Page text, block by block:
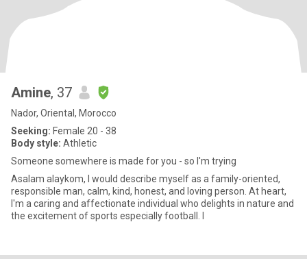
Amine, 37
Nador, Oriental, Morocco
Seeking: Female 20 - 38
Body style: Athletic
Someone somewhere is made for you - so I'm trying
Asalam alaykom, I would describe myself as a family-oriented,
responsible man, calm, kind, honest, and loving person. At heart,
I'm a caring and affectionate individual who delights in nature and
the excitement of sports especially football. I